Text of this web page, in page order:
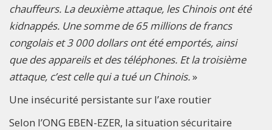
chauffeurs. La deuxième attaque, les Chinois ont été
kidnappés. Une somme de 65 millions de francs
congolais et 3 000 dollars ont été emportés, ainsi
que des appareils et des téléphones. Et la troisième
attaque, c’est celle qui a tué un Chinois.»
Une insécurité persistante sur l’axe routier
Selon l’ONG EBEN-EZER, la situation sécuritaire